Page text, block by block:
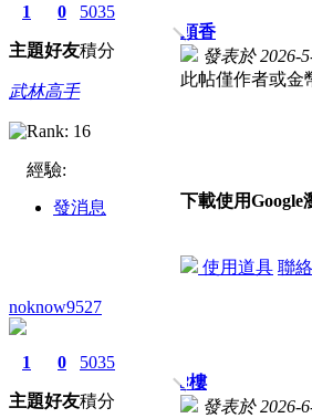
1
主題
0
好友
5035
積分
武林高手
經驗:
發消息
頭香
發表於 2026-
此帖僅作者或金
下載使用
使用道具 聯
noknow9527
1
主題
0
好友
5035
積分
3樓
發表於 2026-